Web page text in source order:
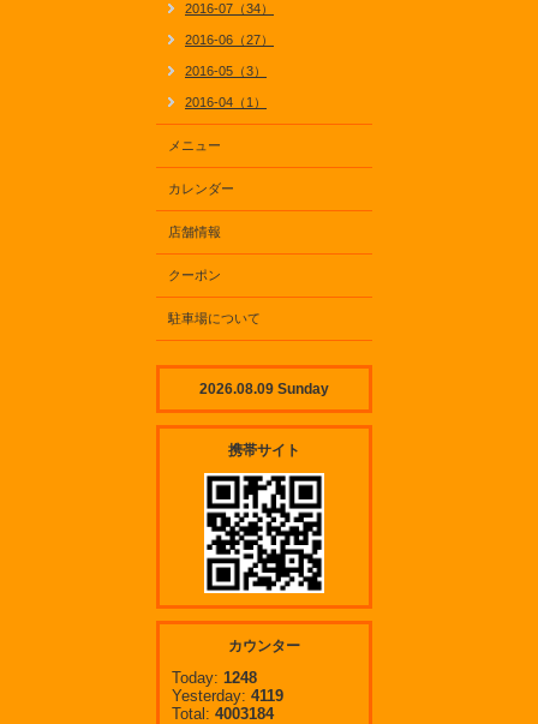
2016-07（34）
2016-06（27）
2016-05（3）
2016-04（1）
メニュー
カレンダー
店舗情報
クーポン
駐車場について
2026.08.09 Sunday
携帯サイト
カウンター
Today: 1248
Yesterday: 4119
Total: 4003184